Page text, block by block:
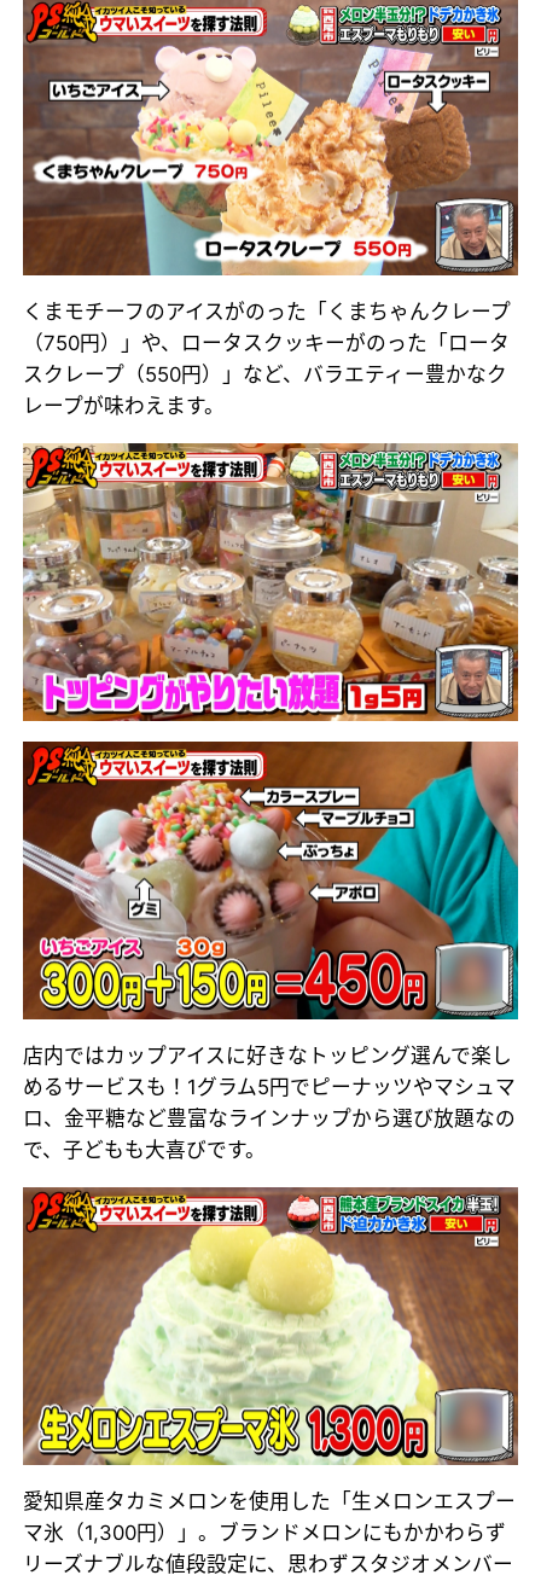
くまモチーフのアイスがのった「くまちゃんクレープ
（750円）」や、ロータスクッキーがのった「ロータ
スクレープ（550円）」など、バラエティー豊かなク
レープが味わえます。
店内ではカップアイスに好きなトッピング選んで楽し
めるサービスも！1グラム5円でピーナッツやマシュマ
ロ、金平糖など豊富なラインナップから選び放題なの
で、子どもも大喜びです。
愛知県産タカミメロンを使用した「生メロンエスプー
マ氷（1,300円）」。ブランドメロンにもかかわらず
リーズナブルな値段設定に、思わずスタジオメンバー